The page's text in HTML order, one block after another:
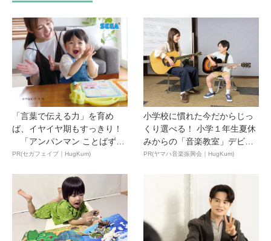
「言葉で伝える力」を育め
ば、イヤイヤ期もすっきり！
「アンパンマン ことばずか
ん...
PR(セガフェイブ｜HugKum)
小学校に慣れた今だからじっ
くり選べる！ 小学１年生夏休
みからの「音楽教室」デビ
ュ...
PR(ヤマハ音楽振興会｜HugKum)